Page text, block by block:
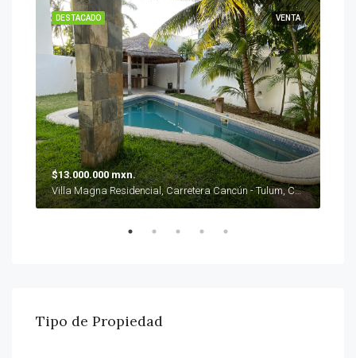
VENTA
DESTACADO
$13.000.000 mxn.
Villa Magna Residencial, Carretera Cancún - Tulum, Cancún, Q.R., México
Tipo de Propiedad